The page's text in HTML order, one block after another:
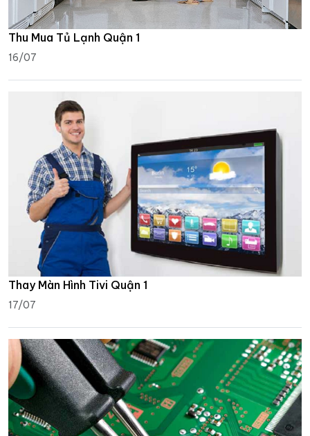
Thu Mua Tủ Lạnh Quận 1
16/07
Thay Màn Hình Tivi Quận 1
17/07